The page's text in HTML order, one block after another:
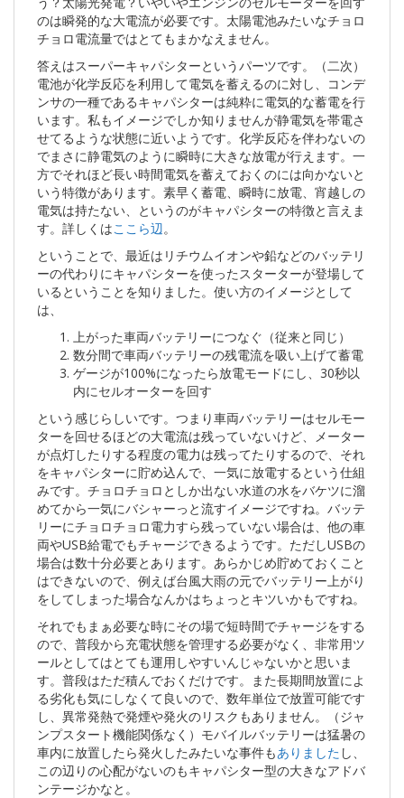
のは瞬発的な大電流が必要です。太陽電池みたいなチョロ
チョロ電流量ではとてもまかなえません。
答えはスーパーキャパシターというパーツです。（二次）
電池が化学反応を利用して電気を蓄えるのに対し、コンデ
ンサの一種であるキャパシターは純粋に電気的な蓄電を行
います。私もイメージでしか知りませんが静電気を帯電さ
せてるような状態に近いようです。化学反応を伴わないの
でまさに静電気のように瞬時に大きな放電が行えます。一
方でそれほど長い時間電気を蓄えておくのには向かないと
いう特徴があります。素早く蓄電、瞬時に放電、宵越しの
電気は持たない、というのがキャパシターの特徴と言えま
す。詳しくはここら辺。
ということで、最近はリチウムイオンや鉛などのバッテリ
ーの代わりにキャパシターを使ったスターターが登場して
いるということを知りました。使い方のイメージとして
は、
上がった車両バッテリーにつなぐ（従来と同じ）
数分間で車両バッテリーの残電流を吸い上げて蓄電
ゲージが100%になったら放電モードにし、30秒以
内にセルオーターを回す
という感じらしいです。つまり車両バッテリーはセルモー
ターを回せるほどの大電流は残っていないけど、メーター
が点灯したりする程度の電力は残ってたりするので、それ
をキャパシターに貯め込んで、一気に放電するという仕組
みです。チョロチョロとしか出ない水道の水をバケツに溜
めてから一気にバシャーっと流すイメージですね。バッテ
リーにチョロチョロ電力すら残っていない場合は、他の車
両やUSB給電でもチャージできるようです。ただしUSBの
場合は数十分必要とあります。あらかじめ貯めておくこと
はできないので、例えば台風大雨の元でバッテリー上がり
をしてしまった場合なんかはちょっとキツいかもですね。
それでもまぁ必要な時にその場で短時間でチャージをする
ので、普段から充電状態を管理する必要がなく、非常用ツ
ールとしてはとても運用しやすいんじゃないかと思いま
す。普段はただ積んでおくだけです。また長期間放置によ
る劣化も気にしなくて良いので、数年単位で放置可能です
し、異常発熱で発煙や発火のリスクもありません。（ジャ
ンプスタート機能関係なく）モバイルバッテリーは猛暑の
車内に放置したら発火したみたいな事件もありました し、
この辺りの心配がないのもキャパシター型の大きなアドバ
ンテージかなと。